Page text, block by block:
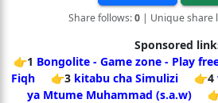
Share follows:0| Unique share
Sponsored
👉1 Bongolite - Game zone - Play
Fiqh
👉3 kitabu cha Simulizi 👉4
ya Mtume Muhammad (s.a.w)